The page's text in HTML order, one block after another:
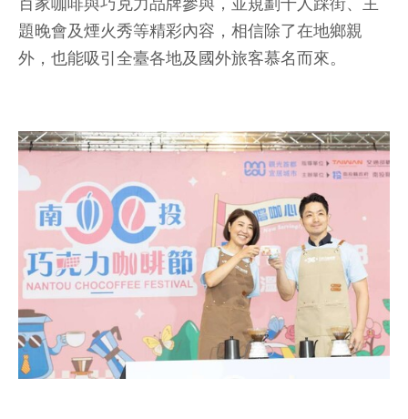
百家咖啡與巧克力品牌參與，並規劃千人踩街、主
題晚會及煙火秀等精彩內容，相信除了在地鄉親
外，也能吸引全臺各地及國外旅客慕名而來。